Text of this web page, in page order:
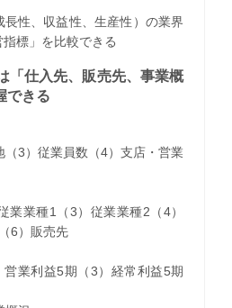
長性、収益性、生産性）の業界
標」を比較できる
「仕入先、販売先、事業概
できる
（3）従業員数（4）支店・営業
業業種1（3）従業業種2（4）
6）販売先
営業利益5期（3）経常利益5期